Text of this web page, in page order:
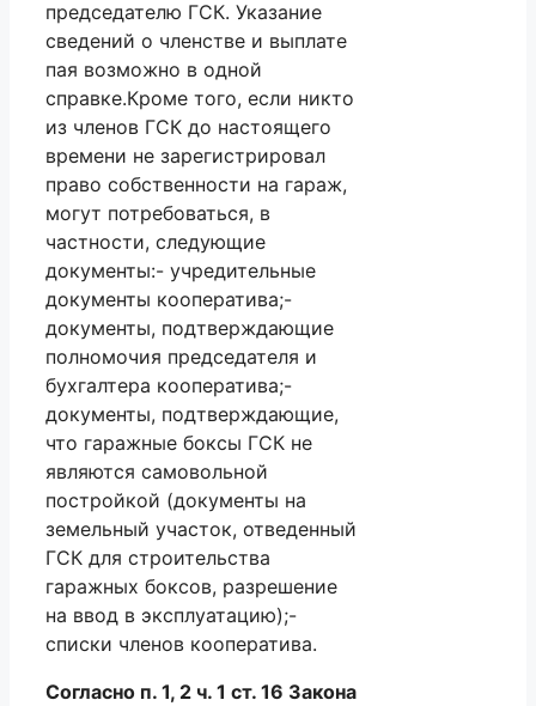
председателю ГСК. Указание
сведений о членстве и выплате
пая возможно в одной
справке.Кроме того, если никто
из членов ГСК до настоящего
времени не зарегистрировал
право собственности на гараж,
могут потребоваться, в
частности, следующие
документы:- учредительные
документы кооператива;-
документы, подтверждающие
полномочия председателя и
бухгалтера кооператива;-
документы, подтверждающие,
что гаражные боксы ГСК не
являются самовольной
постройкой (документы на
земельный участок, отведенный
ГСК для строительства
гаражных боксов, разрешение
на ввод в эксплуатацию);-
списки членов кооператива.
Согласно п. 1, 2 ч. 1 ст. 16 Закона